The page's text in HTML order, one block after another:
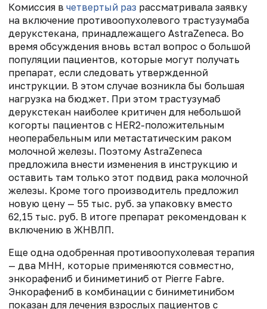
Комиссия в четвертый раз рассматривала заявку
на включение противоопухолевого трастузумаба
дерукстекана, принадлежащего AstraZeneca. Во
время обсуждения вновь встал вопрос о большой
популяции пациентов, которые могут получать
препарат, если следовать утвержденной
инструкции. В этом случае возникла бы большая
нагрузка на бюджет. При этом трастузумаб
дерукстекан наиболее критичен для небольшой
когорты пациентов с HER2-положительным
неоперабельным или метастатическим раком
молочной железы. Поэтому AstraZeneca
предложила внести изменения в инструкцию и
оставить там только этот подвид рака молочной
железы. Кроме того производитель предложил
новую цену — 55 тыс. руб. за упаковку вместо
62,15 тыс. руб. В итоге препарат рекомендован к
включению в ЖНВЛП.
Еще одна одобренная противоопухолевая терапия
— два МНН, которые применяются совместно,
энкорафениб и биниметиниб от Pierre Fabre.
Энкорафениб в комбинации с биниметинибом
показан для лечения взрослых пациентов с